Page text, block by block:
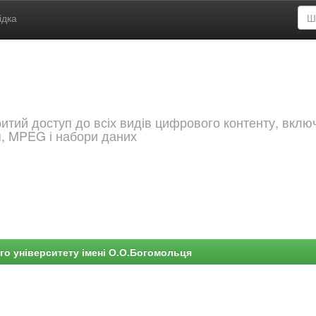
доступ до всіх видів цифрового контенту,
MPEG і набори даних
університету імені О.О.Богомольця